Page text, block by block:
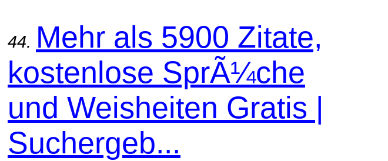
44. Mehr als 5900 Zitate,
kostenlose SprÃ¼che
und Weisheiten Gratis |
Suchergeb...